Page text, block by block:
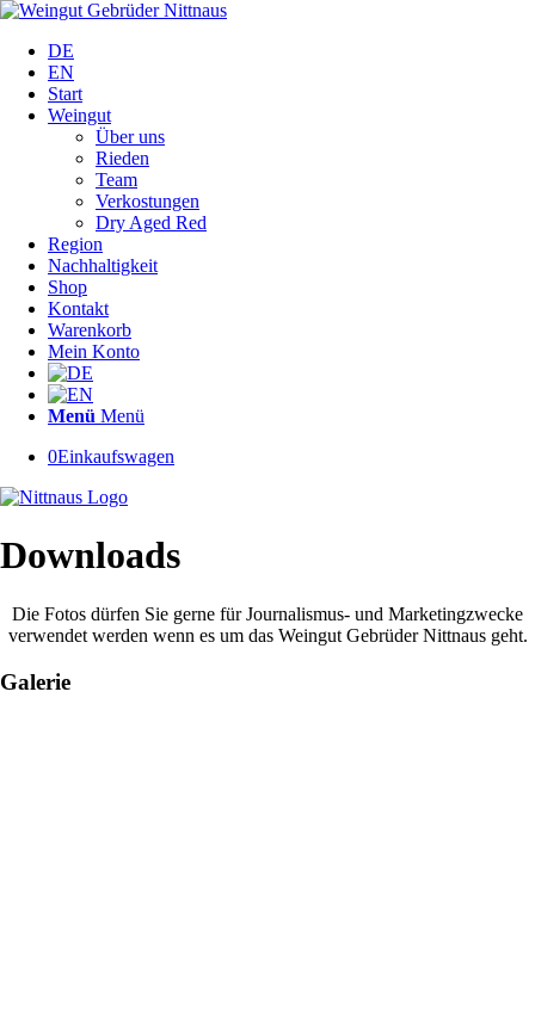
DE
EN
Start
Weingut
Über uns
Rieden
Team
Verkostungen
Dry Aged Red
Region
Nachhaltigkeit
Shop
Kontakt
Warenkorb
Mein Konto
Menü Menü
0Einkaufswagen
Downloads
Die Fotos dürfen Sie gerne für Journalismus- und Marketingzwecke
verwendet werden wenn es um das Weingut Gebrüder Nittnaus geht.
Galerie